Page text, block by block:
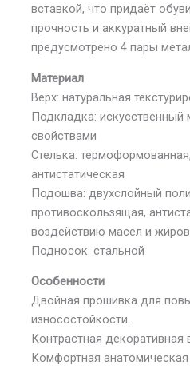
вставкой, что придаёт
прочность и аккуратный
предусмотрено 4 пары
Материал
Верх: натуральная
Подкладка:
свойствами
Стелька:
антистатическая
Подошва: двухслойный
противоскользящая,
воздействию масел и жиров
Подносок: стальной
Особенности
Двойная прошивка для
износостойкости.
Контрастная декоративная
Комфортная анатомическая